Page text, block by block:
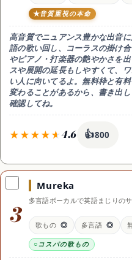
商用利用
可（Pro以上の有料プラン）
日本語
◎ 日本語の入力・UIに対応
得意なこと
クラーベの効いたサルサの歌も
おすすめ用途
サルサを言葉でまるごと作る
音質重視の本命
高音質でニュアンス豊かな出音
語の歌い回し、コーラスの掛け
やピアノ・打楽器の艶やかさを
スや展開の延長もしやすくて、
い人に向いてるよ。無料枠と有
変わることがあるから、書き出
確認してね。
4.6 👍800
料金
無料 / Standard 月10ドル / Pro
無料枠
無料は1日ごとのクレジットでお
Standard(月10ドル)・Pro(月30
(プランごとの範囲は公式で要確
商用利用
可（有料プラン・範囲は要確認）
3
Mureka
多言語ボーカルで英語まじりの
歌もの ◎ 多言語 ◎
コスパの歌もの